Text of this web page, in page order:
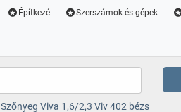
Építkezé Szerszámok és gépek
Szőnyeg Viva 1,6/2,3 Viv 402 bézs